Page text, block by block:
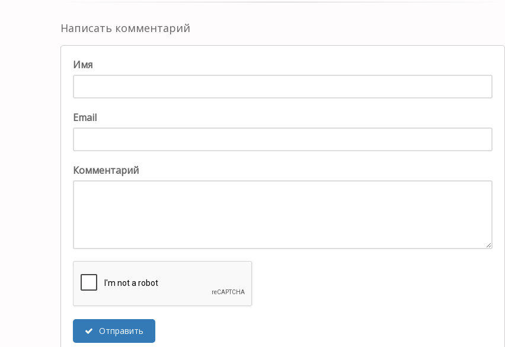
Написать комментарий
Имя
Email
Комментарий
Отправить